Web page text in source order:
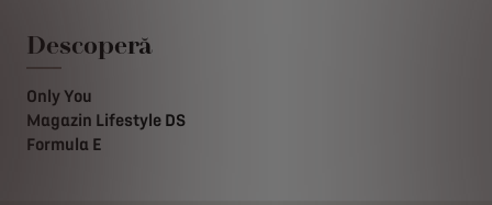
Descoperă
Only You
Magazin Lifestyle DS
Formula E